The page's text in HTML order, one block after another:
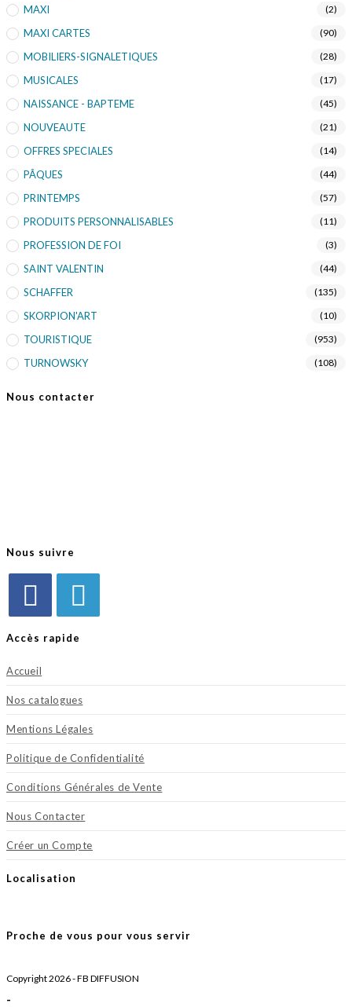
MAXI (2)
MAXI CARTES (90)
MOBILIERS-SIGNALETIQUES (28)
MUSICALES (17)
NAISSANCE - BAPTEME (45)
NOUVEAUTE (21)
OFFRES SPECIALES (14)
PÂQUES (44)
PRINTEMPS (57)
PRODUITS PERSONNALISABLES (11)
PROFESSION DE FOI (3)
SAINT VALENTIN (44)
SCHAFFER (135)
SKORPION'ART (10)
TOURISTIQUE (953)
TURNOWSKY (108)
Nous contacter
Nous suivre
Accès rapide
Accueil
Nos catalogues
Mentions Légales
Politique de Confidentialité
Conditions Générales de Vente
Nous Contacter
Créer un Compte
Localisation
Proche de vous pour vous servir
Copyright 2026 - FB DIFFUSION
-